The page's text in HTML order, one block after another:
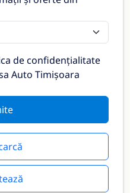
de confidențialitate
Auto Timișoara